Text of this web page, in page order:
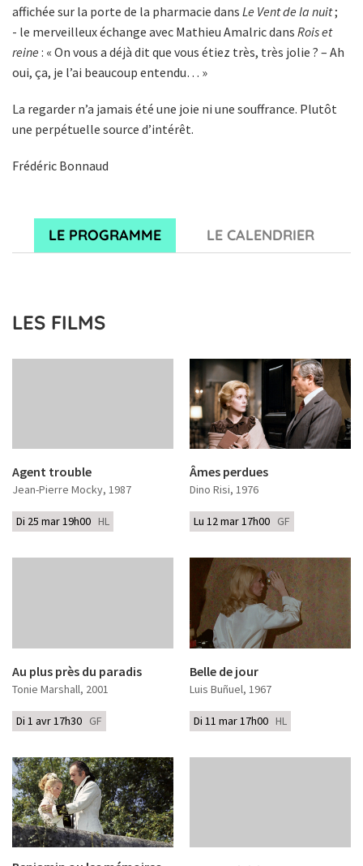
affichée sur la porte de la pharmacie dans Le Vent de la nuit;
- le merveilleux échange avec Mathieu Amalric dans Rois et
reine : « On vous a déjà dit que vous étiez très, très jolie ? – Ah
oui, ça, je l’ai beaucoup entendu… »
La regarder n’a jamais été une joie ni une souffrance. Plutôt
une perpétuelle source d’intérêt.
Frédéric Bonnaud
LE PROGRAMME LE CALENDRIER
LES FILMS
Agent trouble
Jean-Pierre Mocky, 1987
Di 25 mar 19h00 HL
Âmes perdues
Dino Risi, 1976
Lu 12 mar 17h00 GF
Au plus près du paradis
Tonie Marshall, 2001
Di 1 avr 17h30 GF
Belle de jour
Luis Buñuel, 1967
Di 11 mar 17h00 HL